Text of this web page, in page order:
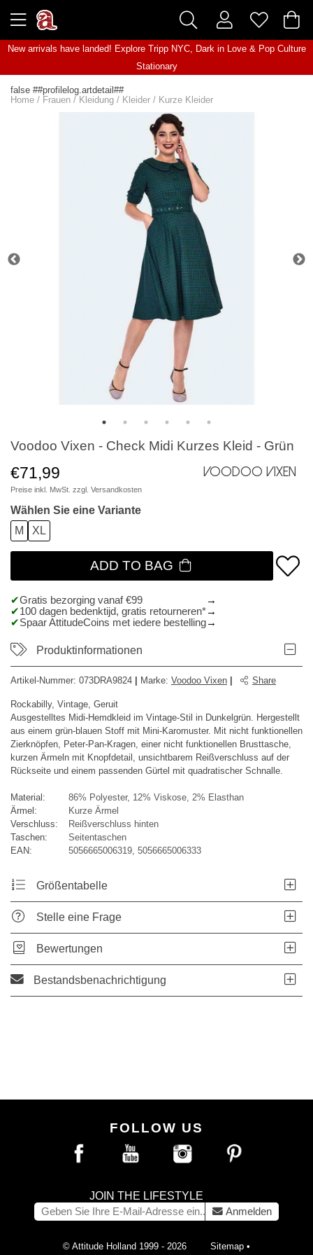
New arrivals have landed! Explore Tripp NYC, Dark in Love& Pop Culture
Stationary
false ##profilelog.artdetail##
Home / Frauen / Kleidung / Kleider / Kurze Kleider
Voodoo Vixen - Check Midi Kurzes Kleid - Grün
€71,99
Preise inkl. MwSt. zzgl. Versandkosten
Voodoo Vixen
Wählen Sie eine Variante
M
XL
ADD TO BAG
Gratis bezorging vanaf €99
100 dagen bedenktijd, gratis retourneren*
Spaar AttitudeCoins met iedere bestelling
Produktinformationen
Artikel-Nummer: 073DRA9824 Marke: Voodoo Vixen Share
Rockabilly, Vintage, Geruit
Ausgestelltes Midi-Hemdkleid im Vintage-Stil in Dunkelgrün. Hergestellt
aus einem grün-blauen Stoff mit Mini-Karomuster. Mit nicht funktionellen
Zierknöpfen, Peter-Pan-Kragen, einer nicht funktionellen Brusttasche,
kurzen Ärmeln mit Knopfdetail, unsichtbarem Reißverschluss auf der
Rückseite und einem passenden Gürtel mit quadratischer Schnalle.
Material:
86% Polyester, 12% Viskose, 2% Elasthan
Ärmel:
Kurze Ärmel
Verschluss:
Reißverschluss hinten
Taschen:
Seitentaschen
EAN:
5056665006319, 5056665006333
Größentabelle
Stelle eine Frage
Bewertungen
Bestandsbenachrichtigung
FOLLOW US
JOIN THE LIFESTYLE
Anmelden
© Attitude Holland 1999 - 2026 Sitemap •